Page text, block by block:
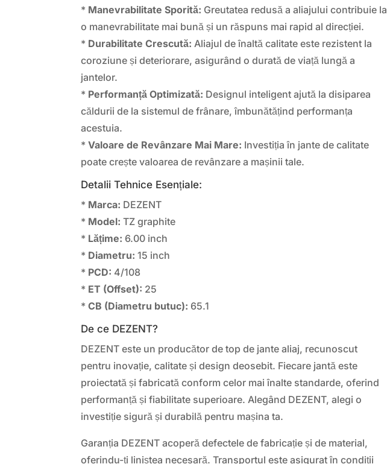
* Manevrabilitate Sporită: Greutatea redusă a aliajului contribuie la
o manevrabilitate mai bună și un răspuns mai rapid al direcției.
* Durabilitate Crescută: Aliajul de înaltă calitate este rezistent la
coroziune și deteriorare, asigurând o durată de viață lungă a
jantelor.
* Performanță Optimizată: Designul inteligent ajută la disiparea
căldurii de la sistemul de frânare, îmbunătățind performanța
acestuia.
*Valoare de Revânzare Mai Mare: Investiția în jante de calitate
poate crește valoarea de revânzare a mașinii tale.
Detalii Tehnice Esențiale:
* Marca: DEZENT
* Model: TZ graphite
* Lățime: 6.00 inch
* Diametru: 15 inch
* PCD: 4/108
* ET (Offset): 25
*CB (Diametru butuc): 65.1
De ce DEZENT?
DEZENT este un producător de top de jante aliaj, recunoscut
pentru inovație, calitate și design deosebit. Fiecare jantă este
proiectată și fabricată conform celor mai înalte standarde, oferind
performanță și fiabilitate superioare. Alegând DEZENT, alegi o
investiție sigură și durabilă pentru mașina ta.
Garanția DEZENT acoperă defectele de fabricație și de material,
oferindu-ți liniștea necesară. Transportul este asigurat în condiții